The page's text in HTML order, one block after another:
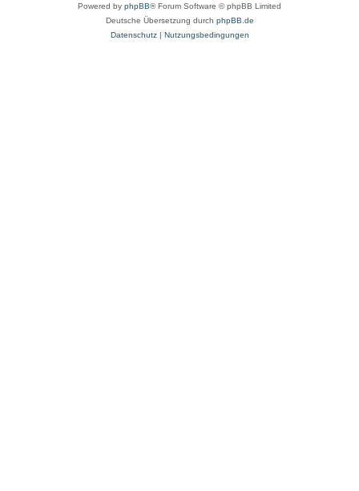
Powered by phpBB® Forum Software © phpBB Limited
Deutsche Übersetzung durch phpBB.de
Datenschutz| Nutzungsbedingungen